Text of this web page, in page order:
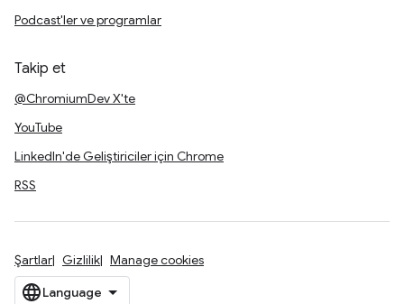
Podcast'ler ve programlar
Takip et
@ChromiumDev X'te
YouTube
LinkedIn'de Geliştiriciler için Chrome
RSS
Şartlar Gizlilik Manage cookies